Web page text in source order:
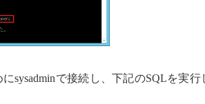
sysadminで接続し、下記のSQLを実行